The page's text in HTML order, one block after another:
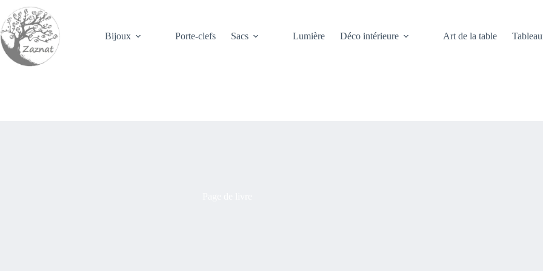
contenu
Bijoux
Porte-clefs Sacs Lumière Déco intérieure Art de la table